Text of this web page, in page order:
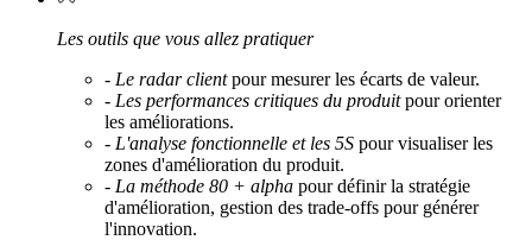
Les outils que vous allez pratiquer
- Le radar clientpour mesurer les écarts de valeur.
- Les performances critiques du produitpour orienter
les améliorations.
- L'analyse fonctionnelle et les 5S pour visualiser les
zones d'amélioration du produit.
- La méthode 80 + alpha pour définir la stratégie
d'amélioration, gestion des trade-offs pour générer
l'innovation.